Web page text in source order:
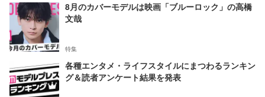
8月のカバーモデルは映画「ブルーロック」の高橋
文哉
特集
各種エンタメ・ライフスタイルにまつわるランキン
グ＆読者アンケート結果を発表